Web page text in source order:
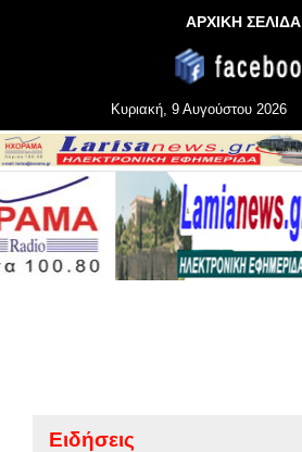
ΑΡΧΙΚΗ ΣΕΛΙΔΑ
Κυριακή, 9 Αυγούστου 2026
Ειδήσεις